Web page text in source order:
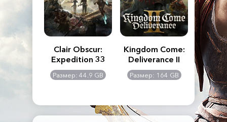
Creed
Clair Obscur:
Expedition 33
Размер: 44.9 GB
Kingdom Come:
Deliverance II
Размер: 164 GB
The